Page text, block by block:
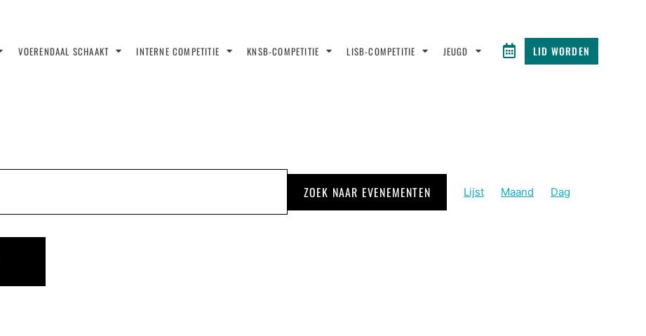
VOERENDAAL SCHAAKT INTERNE COMPETITIE KNSB-COMPETITIE LISB-COMPETITIE JEUGD LID WORDEN
ZOEK NAAR EVENEMENTEN
EVENEMENT
Lijst Maand Dag